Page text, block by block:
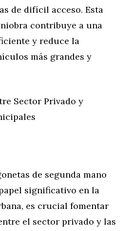
de difícil acceso. Esta
contribuye a una
y reduce la
más grandes y
Sector Privado y
de segunda mano
significativo en la
es crucial fomentar
el sector privado y las